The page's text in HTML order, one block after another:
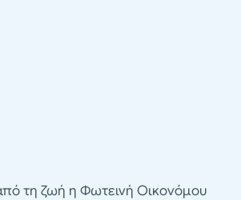
τη ζωή η Φωτεινή Οικονόμου